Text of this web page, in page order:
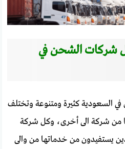
شركات الشحن في
السعودية كثيرة ومتنوعة وتختلف
من شركة الى أخرى، وكل شركة
يستفيدون من خدماتها من والى